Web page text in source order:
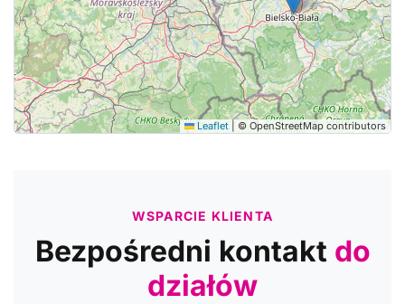
Leaflet © OpenStreetMap contributors
WSPARCIE KLIENTA
Bezpośredni kontakt do
działów